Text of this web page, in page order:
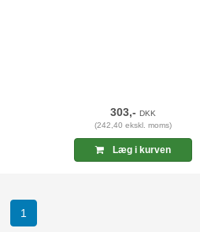
303,-DKK
(242,40 ekskl. moms)
Læg i kurven
1